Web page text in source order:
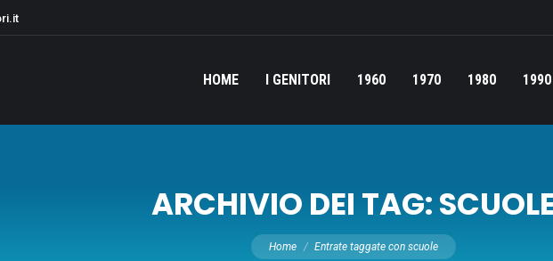
HOME I GENITORI 1960 1970 1980 1990
ARCHIVIO DEI TAG:
Tu sei qui:
Home Entrate taggate con scuole